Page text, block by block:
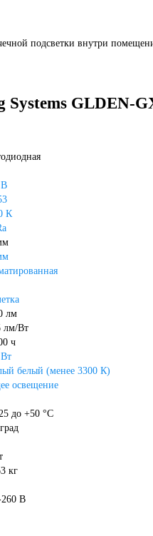
подсветки внутри
Systems GLDEN-
В
К
лм
лм/Вт
ч
белый (менее 3300 К)
освещение
до +50 °С
кг
260 В